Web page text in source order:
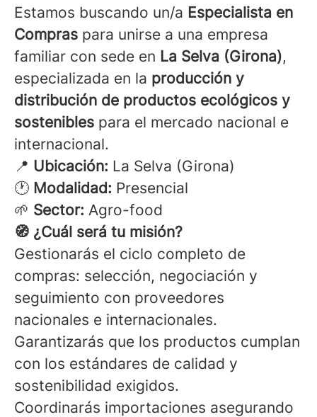
Estamos buscando un/a Especialista en
Compras para unirse a una empresa
familiar con sede en La Selva (Girona),
especializada en la producción y
distribución de productos ecológicos y
sostenibles para el mercado nacional e
internacional.
📍 Ubicación: La Selva (Girona)
🕐 Modalidad: Presencial
🌱 Sector: Agro-food
🧭 ¿Cuál será tu misión?
Gestionarás el ciclo completo de
compras: selección, negociación y
seguimiento con proveedores
nacionales e internacionales.
Garantizarás que los productos cumplan
con los estándares de calidad y
sostenibilidad exigidos.
Coordinarás importaciones asegurando